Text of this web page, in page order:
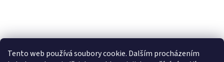
Tento web používá soubory cookie. Dalším procházením